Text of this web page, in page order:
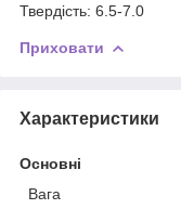
Твердість: 6.5-7.0
Приховати
Характеристики
Основні
Вага